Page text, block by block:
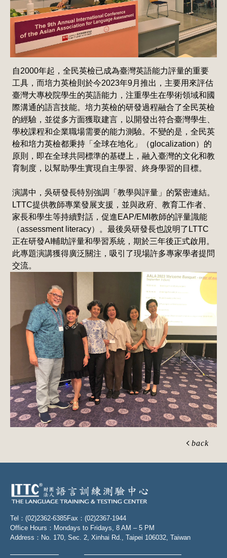
自2000年起，全民英檢已成為臺灣英語能力評量的重要
工具，而培力英檢則於今2023年9月推出，主要用來評估
臺灣大專校院學生的英語能力，注重學生在學術領域和國
際溝通的語言技能。培力英檢的研發過程融合了全民英檢
的經驗，並從多方面獲取建言，以開發出符合臺灣學生、
學校課程和企業職場需要的能力測驗。不變的是，全民英
檢和培力英檢都秉持「全球在地化」（glocalization）的
原則，即在全球共同標準的基礎上，融入臺灣的文化和教
育制度，以幫助學生實現自主學習、終身學習的目標。
演講中，吳研發長特別強調「教學與評量」的緊密連結。
LTTC提供教師專業發展支援，並與政府、教育工作者、
家長和學生等持續對話，促進EAP/EMI教師的評量識能
（assessment literacy）。最後吳研發長也說明了LTTC
正在研發AI輔助評量和學習系統，期於三年後正式啟用。
此專題演講獲得廣泛關注，吸引了現場許多專家學者提問
交流。
back
Tel：(02)2362-6385Fax：(02)2367-1944
Office Hours：Mondays to Fridays, 8 AM – 5 PM
Address：No. 170, Sec. 2, Xinhai Rd., Taipei 106032, Taiwan